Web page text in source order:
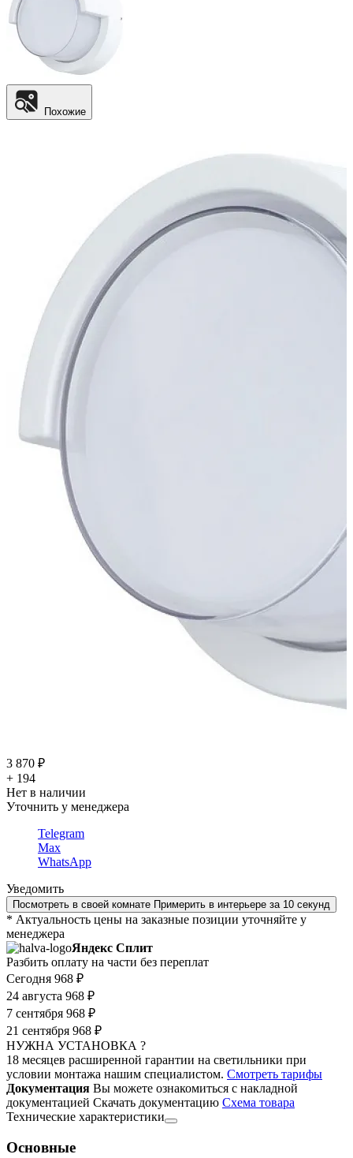
Похожие
3 870 ₽
+ 194
Нет в наличии
Уточнить у менеджера
Telegram
Max
WhatsApp
Уведомить
Посмотреть в своей комнате Примерить в интерьере за 10 секунд
* Актуальность цены на заказные позиции уточняйте у
менеджера
Яндекс Сплит
Разбить оплату на части без переплат
Сегодня 968 ₽
24 августа 968 ₽
7 сентября 968 ₽
21 сентября 968 ₽
НУЖНА УСТАНОВКА ?
18 месяцев расширенной гарантии на светильники при
условии монтажа нашим специалистом. Смотреть тарифы
Документация Вы можете ознакомиться с накладной
документацией Скачать документацию Cхема товара
Технические характеристики
Основные